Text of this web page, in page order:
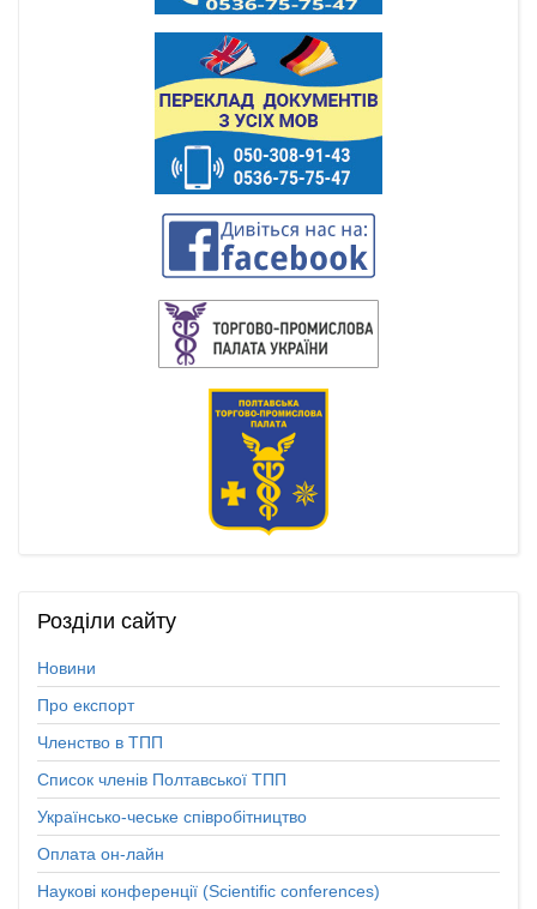
Розділи сайту
Новини
Про експорт
Членство в ТПП
Список членів Полтавської ТПП
Українсько-чеське співробітництво
Оплата он-лайн
Наукові конференції (Scientific conferences)